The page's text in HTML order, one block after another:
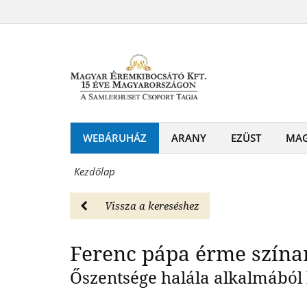
-
emlékérme
Ferenc
pápa
tiszteletére
Éremkibocsátó
Kft.
WEBÁRUHÁZ ARANY EZÜST
Kezdőlap
Vissza a kereséshez
Ferenc pápa érme
Őszentsége halála
Magyar
Kft.
hivatalos
forgalmazója!